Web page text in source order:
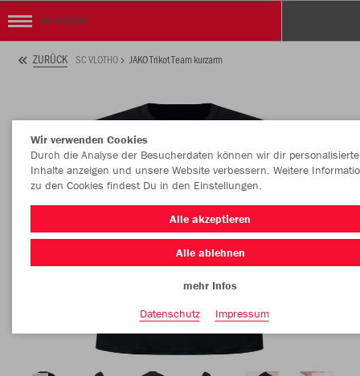
SC VLOTHO
ZURÜCK SC VLOTHO JAKO Trikot Team kurzarm
Wir verwenden Cookies
Durch die Analyse der Besucherdaten können wir dir personalisierte
Inhalte anzeigen und unsere Website verbessern. Weitere
zu den Cookies findest Du in den Einstellungen.
Alle akzeptieren
Alle ablehnen
mehr Infos
Datenschutz
Impressum